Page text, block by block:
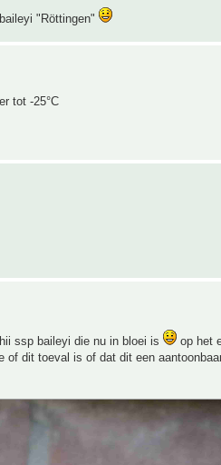
"Röttingen"
tot -25°C
ssp baileyi die nu in bloei is
op het
of dit toeval is of dat dit een